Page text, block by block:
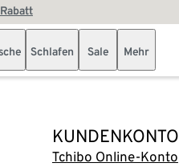
Schlafen Sale Mehr
KUNDENKONTO
Tchibo Online-Konto